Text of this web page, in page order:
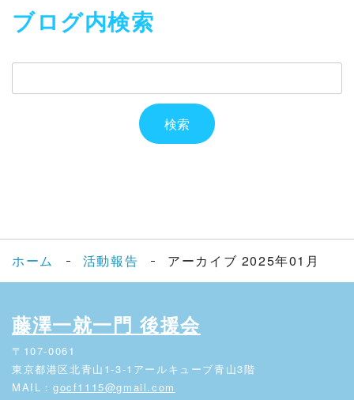
ブログ内検索
ホーム 活動報告 アーカイブ 2025年01月
藤澤一就一門 後援会
〒107-0061
東京都港区北青山1-3-1アールキューブ青山3階
MAIL： gocf1115@gmail.com